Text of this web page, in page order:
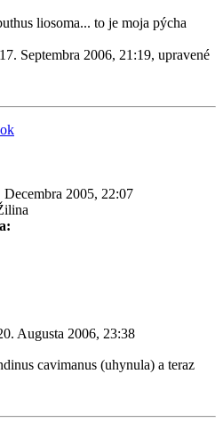
liosoma... to je moja pýcha
Septembra 2006, 21:19, upravené
Decembra 2005, 22:07
Augusta 2006, 23:38
cavimanus (uhynula) a teraz